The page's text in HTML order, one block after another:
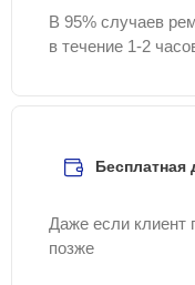
В 95% случаев
в течение 1-2
Бесплатная
Даже если клиент
позже